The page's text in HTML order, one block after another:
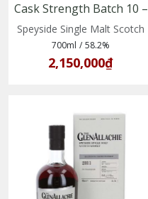
Cask Strength Batch 10 –
Single Malt Whisky vùng
Speyside
Speyside Single Malt Scotch
700ml / 58.2%
2,150,000₫